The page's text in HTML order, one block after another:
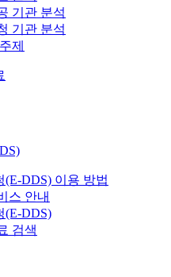
기관 분석
기관 분석
제
(E-DDS) 이용 방법
스 안내
(E-DDS)
검색